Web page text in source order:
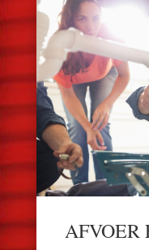
AFVOER